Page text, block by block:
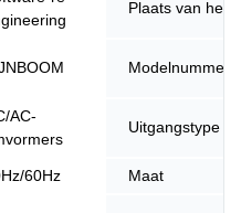
Plaats van
Modelnummer
AC-
Uitgangstype
60Hz Maat